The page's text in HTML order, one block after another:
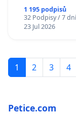
1 195 podpisů
32 Podpisy / 7 dní
23 Jul 2026
1 2 3 4
Petice.com